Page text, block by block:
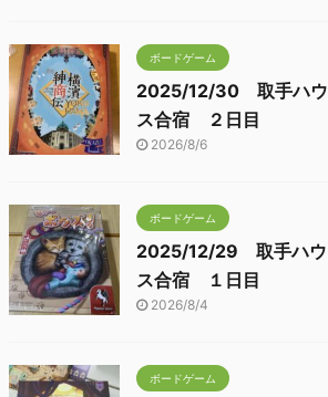
ボードゲーム
2025/12/30 取手ハウ
ス合宿 ２日目
2026/8/6
ボードゲーム
2025/12/29 取手ハウ
ス合宿 １日目
2026/8/4
ボードゲーム